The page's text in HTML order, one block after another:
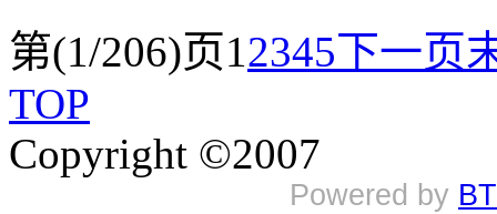
第(1/206)页12345下一页
TOP
Copyright ©2007
Powered by